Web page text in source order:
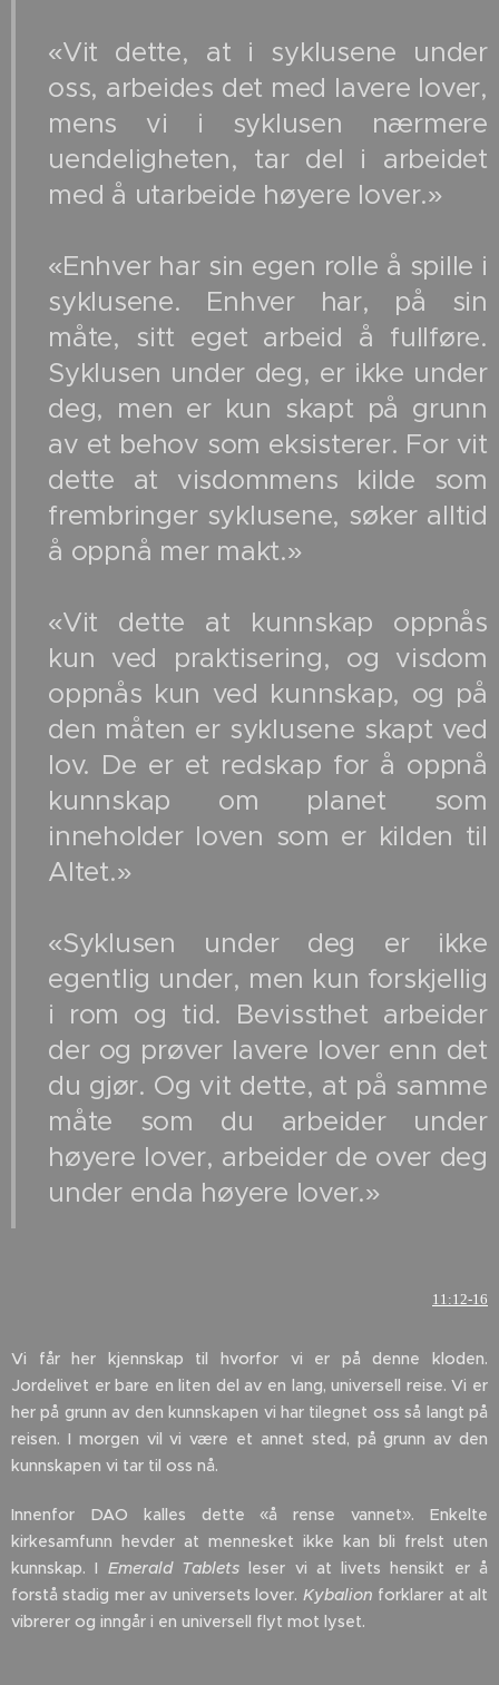
«Vit dette, at i syklusene under
oss, arbeides det med lavere lover,
mens vi i syklusen nærmere
uendeligheten, tar del i arbeidet
med å utarbeide høyere lover.»
«Enhver har sin egen rolle å spille i
syklusene. Enhver har, på sin
måte, sitt eget arbeid å fullføre.
Syklusen under deg, er ikke under
deg, men er kun skapt på grunn
av et behov som eksisterer. For vit
dette at visdommens kilde som
frembringer syklusene, søker alltid
å oppnå mer makt.»
«Vit dette at kunnskap oppnås
kun ved praktisering, og visdom
oppnås kun ved kunnskap, og på
den måten er syklusene skapt ved
lov. De er et redskap for å oppnå
kunnskap om planet som
inneholder loven som er kilden til
Altet.»
«Syklusen under deg er ikke
egentlig under, men kun forskjellig
i rom og tid. Bevissthet arbeider
der og prøver lavere lover enn det
du gjør. Og vit dette, at på samme
måte som du arbeider under
høyere lover, arbeider de over deg
under enda høyere lover.»
11:12-16
Vi får her kjennskap til hvorfor vi er på denne kloden.
Jordelivet er bare en liten del av en lang, universell reise. Vi er
her på grunn av den kunnskapen vi har tilegnet oss så langt på
reisen. I morgen vil vi være et annet sted, på grunn av den
kunnskapen vi tar til oss nå.
Innenfor DAO kalles dette «å rense vannet». Enkelte
kirkesamfunn hevder at mennesket ikke kan bli frelst uten
kunnskap. I Emerald Tabletsleser vi at livets hensikt er å
forstå stadig mer av universets lover. Kybalion forklarer at alt
vibrerer og inngår i en universell flyt mot lyset.